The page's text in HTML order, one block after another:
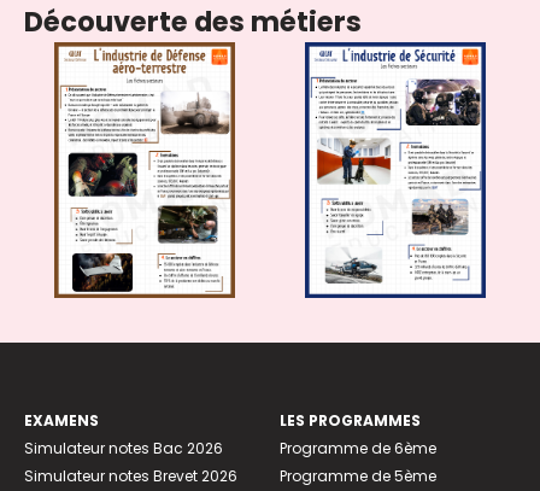
GICAT Corporate 2026
Découvre un univers où l’innovation façonne
Découverte des métiers
EXAMENS
Simulateur notes Bac 2026
Simulateur notes Brevet 2026
LES PROGRAMMES
Programme de 6ème
Programme de 5ème